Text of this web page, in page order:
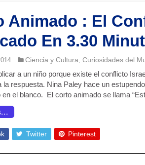
Animado : El
En 3.30
Ciencia y Cultura,Curiosidades del
a un niño porque existe el conflicto
la respuesta. Nina Paley hace un
en el blanco. El corto animado se llama
Twitter Pinterest